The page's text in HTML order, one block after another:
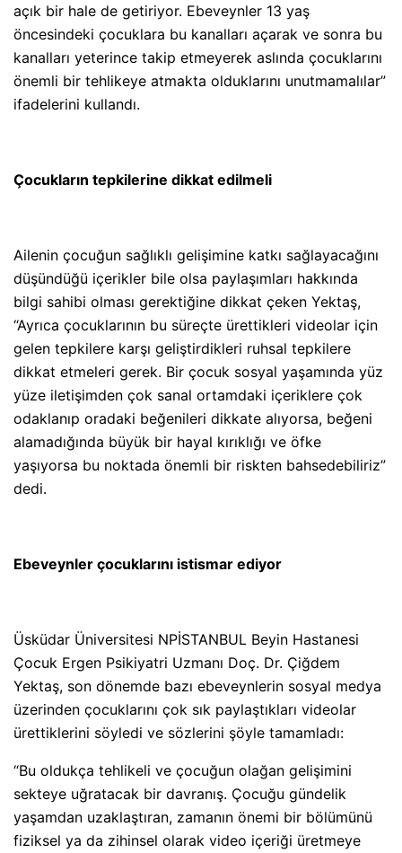
açık bir hale de getiriyor. Ebeveynler 13 yaş
öncesindeki çocuklara bu kanalları açarak ve sonra bu
kanalları yeterince takip etmeyerek aslında çocuklarını
önemli bir tehlikeye atmakta olduklarını unutmamalılar”
ifadelerini kullandı.
Çocukların tepkilerine dikkat edilmeli
Ailenin çocuğun sağlıklı gelişimine katkı sağlayacağını
düşündüğü içerikler bile olsa paylaşımları hakkında
bilgi sahibi olması gerektiğine dikkat çeken Yektaş,
“Ayrıca çocuklarının bu süreçte ürettikleri videolar için
gelen tepkilere karşı geliştirdikleri ruhsal tepkilere
dikkat etmeleri gerek. Bir çocuk sosyal yaşamında yüz
yüze iletişimden çok sanal ortamdaki içeriklere çok
odaklanıp oradaki beğenileri dikkate alıyorsa, beğeni
alamadığında büyük bir hayal kırıklığı ve öfke
yaşıyorsa bu noktada önemli bir riskten bahsedebiliriz”
dedi.
Ebeveynler çocuklarını istismar ediyor
Üsküdar Üniversitesi NPİSTANBUL Beyin Hastanesi
Çocuk Ergen Psikiyatri Uzmanı Doç. Dr. Çiğdem
Yektaş, son dönemde bazı ebeveynlerin sosyal medya
üzerinden çocuklarını çok sık paylaştıkları videolar
ürettiklerini söyledi ve sözlerini şöyle tamamladı:
“Bu oldukça tehlikeli ve çocuğun olağan gelişimini
sekteye uğratacak bir davranış. Çocuğu gündelik
yaşamdan uzaklaştıran, zamanın önemi bir bölümünü
fiziksel ya da zihinsel olarak video içeriği üretmeye